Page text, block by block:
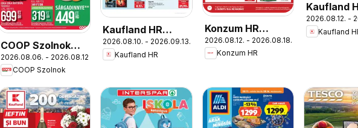
COOP Szolnok
akciós újság
Békésszentandrás
2026.08.06. - 2026.08.12.
COOP Szolnok
Kaufland HR
akciós újság
2026.08.10. - 2026.09.13.
Kaufland HR
Konzum HR
akciós újság
2026.08.12. - 2026.08.18.
Konzum HR
Kaufland
akciós
2026.08.12. -
Kaufland